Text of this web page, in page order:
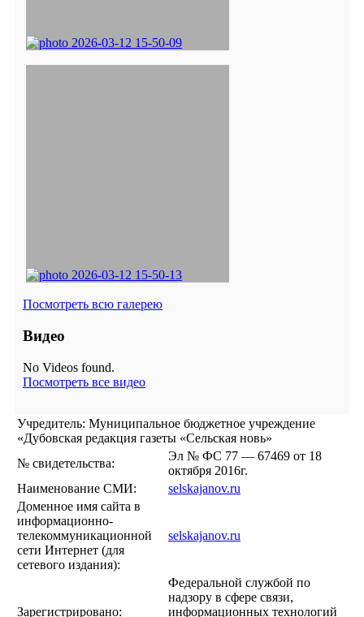
Посмотреть всю галерею
Видео
No Videos found.
Посмотреть все видео
Учредитель: Муниципальное бюджетное учреждение
«Дубовская редакция газеты «Сельская новь»
№ свидетельства:
Эл № ФС 77 — 67469 от 18
октября 2016г.
Наименование СМИ:
selskajanov.ru
Доменное имя сайта в
информационно-
телекоммуникационной
сети Интернет (для
сетевого издания):
selskajanov.ru
Зарегистрировано:
Федеральной службой по
надзору в сфере связи,
информационных технологий